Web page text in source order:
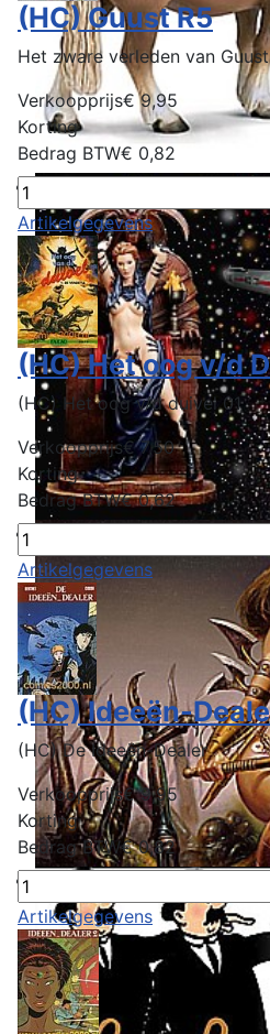
(HC) Guust R5
Het zware verleden van
Verkoopprijs€ 9,95
Korting
Bedrag BTW€ 0,82
Artikelgegevens
(HC) Het oog v/d
(HC) Het oog v/d duivel 01
Verkoopprijs€ 7,50
Korting
Bedrag BTW€ 0,62
Artikelgegevens
(HC) Ideeën-
(HC) De Ideeën-Dealer
Verkoopprijs€ 9,95
Korting
Bedrag BTW€ 0,82
Artikelgegevens